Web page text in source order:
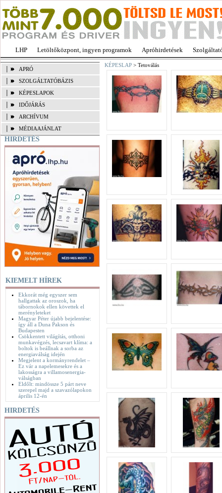
LHP Letöltőközpont, ingyen programok Apróhirdetések
APRÓ
SZOLGÁLTATÓBÁZIS
KÉPESLAPOK
IDŐJÁRÁS
ARCHÍVUM
MÉDIAAJÁNLAT
HIRDETÉS
KIEMELT HÍREK
Ekkorát még egyszer sem
hallgattak az oroszok, ha
tábornokok ellen követtek el
merényleteket
Magyar Péter újabb bejelentése:
így áll a Duna Pakson és
Budapesten
Csökkentett világítás, otthoni
munkavégzés, lecsavart klíma: a
boltok is beállnak a sorba az
energiaválság idején
Megjelent a kormányrendelet –
Ez vár a napelemesekre és a
lakosságra a villamosenergia-
válságban
Eldőlt: mindössze 5 párt neve
szerepel majd a szavazólapokon
április 12-én
HIRDETÉS
KÉPESLAP > Tetoválás